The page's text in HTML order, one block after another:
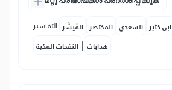
التفاسير: المُيسَّر المختصر السعدي ابن كثير
النفحات المكية | هدايات